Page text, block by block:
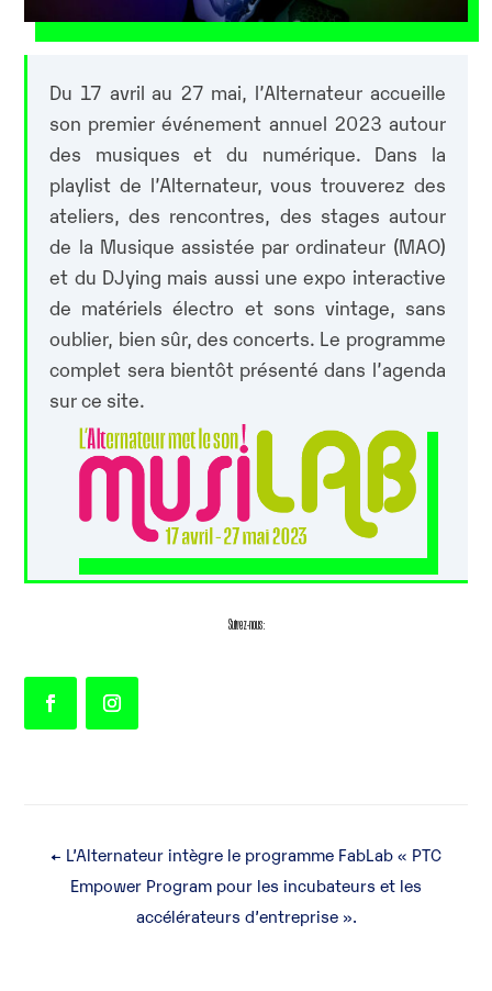
Du 17 avril au 27 mai, l’Alternateur accueille
son premier événement annuel 2023 autour
des musiques et du numérique. Dans la
playlist de l’Alternateur, vous trouverez des
ateliers, des rencontres, des stages autour
de la Musique assistée par ordinateur (MAO)
et du DJying mais aussi une expo interactive
de matériels électro et sons vintage, sans
oublier, bien sûr, des concerts. Le programme
complet sera bientôt présenté dans l’agenda
sur ce site.
Suivez-nous :
← L’Alternateur intègre le programme FabLab « PTC
Empower Program pour les incubateurs et les
accélérateurs d’entreprise ».